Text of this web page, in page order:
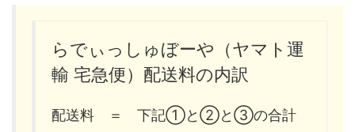
らでぃっしゅぼーや（ヤマト運
輸 宅急便）配送料の内訳
配送料 ＝ 下記①と②と③の合計